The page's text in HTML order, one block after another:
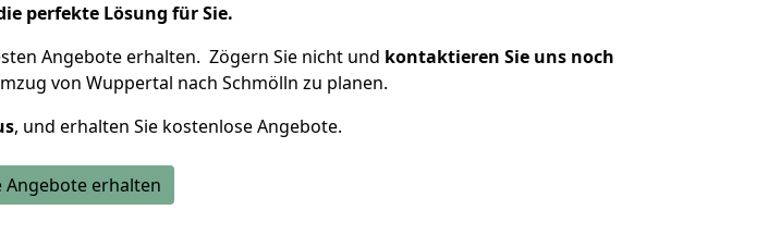
perfekte Lösung für Sie.
Angebote erhalten. Zögern Sie nicht und kontaktieren Sie uns noch
von Wuppertal nach Schmölln zu planen.
, und erhalten Sie kostenlose Angebote.
Angebote erhalten